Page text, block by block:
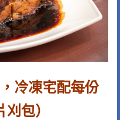
冷凍宅配每份
包）